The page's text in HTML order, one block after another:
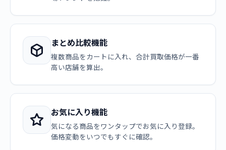
まとめ比較機能
複数商品をカートに入れ、合計買取価格が一番
高い店舗を算出。
お気に入り機能
気になる商品をワンタップでお気に入り登録。
価格変動をいつでもすぐに確認。